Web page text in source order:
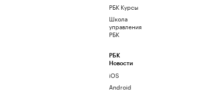
РБК Курсы
Школа
управления
РБК
РБК
Новости
iOS
Android